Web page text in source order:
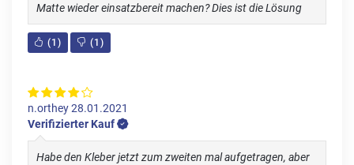
Matte wieder einsatzbereit machen? Dies ist die Lösung
(1 ) (1 )
n.orthey28.01.2021
Verifizierter Kauf
Habe den Kleber jetzt zum zweiten mal aufgetragen, aber